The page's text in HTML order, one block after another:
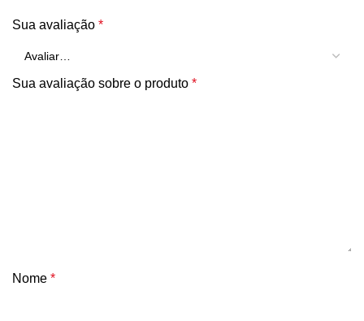
Sua avaliação *
Sua avaliação sobre o produto *
Nome *